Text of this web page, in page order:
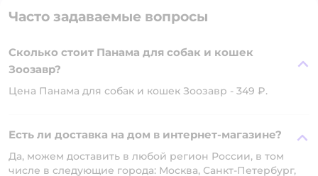
Часто задаваемые вопросы
Сколько стоит Панама для собак и кошек
Зоозавр?
Цена Панама для собак и кошек Зоозавр - 349 ₽.
Есть ли доставка на дом в интернет-магазине?
Да, можем доставить в любой регион России, в том
числе в следующие города: Москва, Санкт-Петербург,